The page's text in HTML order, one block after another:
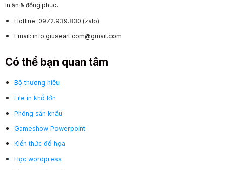
in ấn & đồng phục.
Hotline: 0972.939.830 (zalo)
Email: info.giuseart.com@gmail.com
Có thể bạn quan tâm
Bộ thương hiệu
File in khổ lớn
Phông sân khấu
Gameshow Powerpoint
Kiến thức đồ họa
Học wordpress